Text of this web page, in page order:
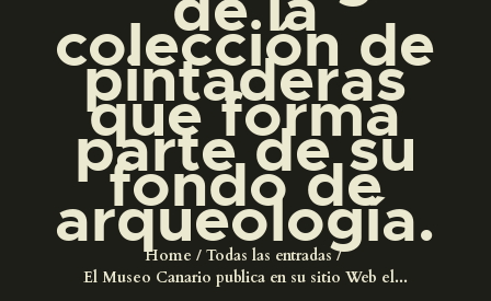
colección de
pintaderas
que forma
parte de su
fondo de
arqueología.
Home
Todas las entradas
El Museo Canario publica en su sitio Web el...
EL MUSEO
COLECCIONES
DIDÁCTICA
ESPAÑOL
PREPARAR LA VISITA